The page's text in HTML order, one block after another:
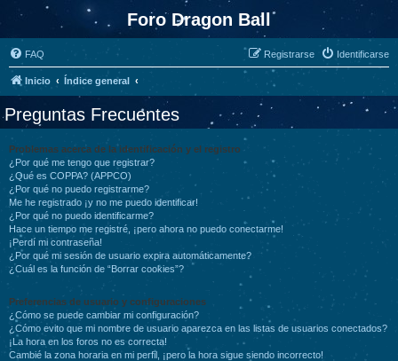
Foro Dragon Ball
FAQ Identificarse
Registrarse
Inicio Índice general
Preguntas Frecuentes
Problemas acerca de la identificación y el registro
¿Por qué me tengo que registrar?
¿Qué es COPPA? (APPCO)
¿Por qué no puedo registrarme?
Me he registrado ¡y no me puedo identificar!
¿Por qué no puedo identificarme?
Hace un tiempo me registré, ¡pero ahora no puedo conectarme!
¡Perdí mi contraseña!
¿Por qué mi sesión de usuario expira automáticamente?
¿Cuál es la función de “Borrar cookies”?
Preferencias de usuario y configuraciones
¿Cómo se puede cambiar mi configuración?
¿Cómo evito que mi nombre de usuario aparezca en las listas de usuarios conectados?
¡La hora en los foros no es correcta!
Cambié la zona horaria en mi perfil, ¡pero la hora sigue siendo incorrecto!